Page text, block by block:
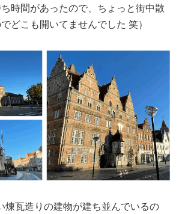
時間があったので、ちょっと街中散
どこも開いてませんでした 笑）
煉瓦造りの建物が建ち並んでいるの